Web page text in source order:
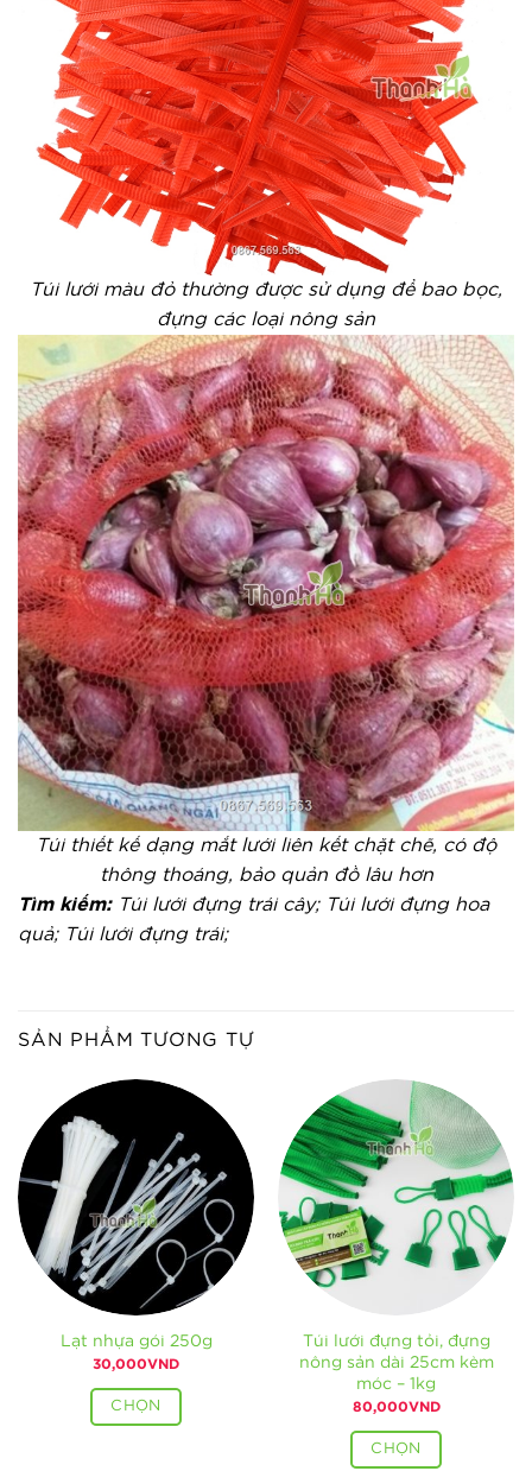
Túi lưới màu đỏ thường được sử dụng để bao bọc,
đựng các loại nông sản
Túi thiết kế dạng mắt lưới liên kết chặt chẽ, có độ
thông thoáng, bảo quản đồ lâu hơn
Tìm kiếm:Túi lưới đựng trái cây; Túi lưới đựng hoa
quả; Túi lưới đựng trái;
SẢN PHẨM TƯƠNG TỰ
Lạt nhựa gói 250g
30,000VND
CHỌN
Túi lưới đựng tỏi, đựng
nông sản dài 25cm kèm
móc – 1kg
80,000VND
CHỌN